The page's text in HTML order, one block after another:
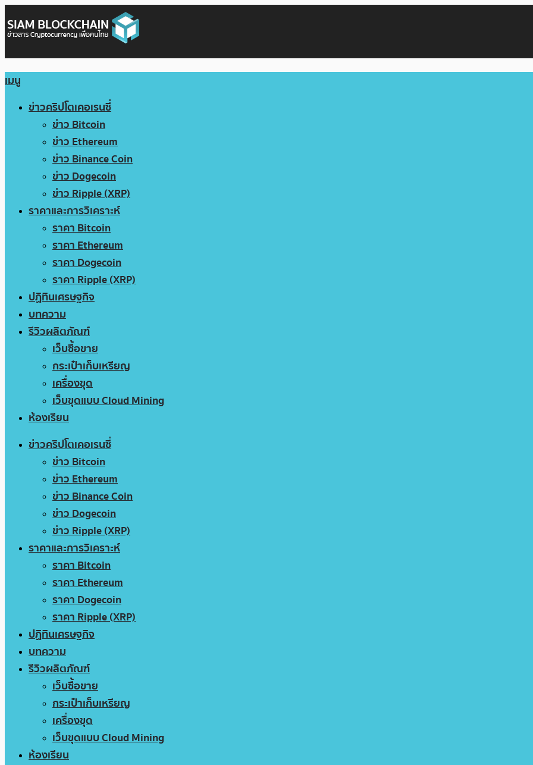
เมนู
ข่าวคริปโตเคอเรนซี่
ข่าว Bitcoin
ข่าว Ethereum
ข่าว Binance Coin
ข่าว Dogecoin
ข่าว Ripple (XRP)
ราคาและการวิเคราะห์
ราคา Bitcoin
ราคา Ethereum
ราคา Dogecoin
ราคา Ripple (XRP)
ปฏิทินเศรษฐกิจ
บทความ
รีวิวผลิตภัณฑ์
เว็บซื้อขาย
กระเป๋าเก็บเหรียญ
เครื่องขุด
เว็บขุดแบบ Cloud Mining
ห้องเรียน
ข่าวคริปโตเคอเรนซี่
ข่าว Bitcoin
ข่าว Ethereum
ข่าว Binance Coin
ข่าว Dogecoin
ข่าว Ripple (XRP)
ราคาและการวิเคราะห์
ราคา Bitcoin
ราคา Ethereum
ราคา Dogecoin
ราคา Ripple (XRP)
ปฏิทินเศรษฐกิจ
บทความ
รีวิวผลิตภัณฑ์
เว็บซื้อขาย
กระเป๋าเก็บเหรียญ
เครื่องขุด
เว็บขุดแบบ Cloud Mining
ห้องเรียน